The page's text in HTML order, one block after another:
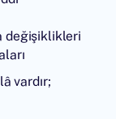
değişiklikleri
vardır;